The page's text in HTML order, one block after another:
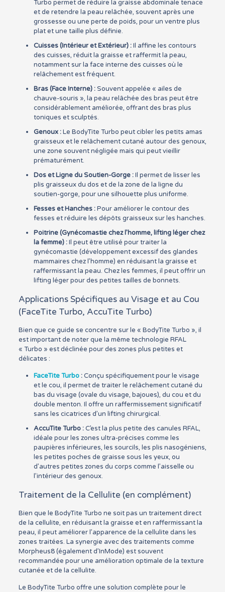
Turbo permet de réduire la graisse abdominale tenace
et de retendre la peau relâchée, souvent après une
grossesse ou une perte de poids, pour un ventre plus
plat et une taille plus définie.
Cuisses (Intérieur et Extérieur) :Il affine les contours
des cuisses, réduit la graisse et raffermit la peau,
notamment sur la face interne des cuisses où le
relâchement est fréquent.
Bras (Face Interne) :Souvent appelée « ailes de
chauve-souris », la peau relâchée des bras peut être
considérablement améliorée, offrant des bras plus
toniques et sculptés.
Genoux :Le BodyTite Turbo peut cibler les petits amas
graisseux et le relâchement cutané autour des genoux,
une zone souvent négligée mais qui peut vieillir
prématurément.
Dos et Ligne du Soutien-Gorge :Il permet de lisser les
plis graisseux du dos et de la zone de la ligne du
soutien-gorge, pour une silhouette plus uniforme.
Fesses et Hanches :Pour améliorer le contour des
fesses et réduire les dépôts graisseux sur les hanches.
Poitrine (Gynécomastie chez l’homme, lifting léger chez
la femme) :Il peut être utilisé pour traiter la
gynécomastie (développement excessif des glandes
mammaires chez l’homme) en réduisant la graisse et
raffermissant la peau. Chez les femmes, il peut offrir un
lifting léger pour des petites tailles de bonnets.
Applications Spécifiques au Visage et au Cou
(FaceTite Turbo, AccuTite Turbo)
Bien que ce guide se concentre sur le « BodyTite Turbo », il
est important de noter que la même technologie RFAL
« Turbo » est déclinée pour des zones plus petites et
délicates :
FaceTite Turbo:Conçu spécifiquement pour le visage
et le cou, il permet de traiter le relâchement cutané du
bas du visage (ovale du visage, bajoues), du cou et du
double menton. Il offre un raffermissement significatif
sans les cicatrices d’un lifting chirurgical.
AccuTite Turbo :C’est la plus petite des canules RFAL,
idéale pour les zones ultra-précises comme les
paupières inférieures, les sourcils, les plis nasogéniens,
les petites poches de graisse sous les yeux, ou
d’autres petites zones du corps comme l’aisselle ou
l’intérieur des genoux.
Traitement de la Cellulite (en complément)
Bien que le BodyTite Turbo ne soit pas un traitement direct
de la cellulite, en réduisant la graisse et en raffermissant la
peau, il peut améliorer l’apparence de la cellulite dans les
zones traitées. La synergie avec des traitements comme
Morpheus8 (également d’InMode) est souvent
recommandée pour une amélioration optimale de la texture
cutanée et de la cellulite.
Le BodyTite Turbo offre une solution complète pour le